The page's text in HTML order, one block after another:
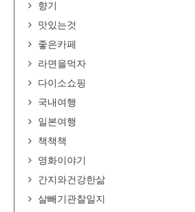
향기
맛있는것
좋은카페
라면을먹자
다이소쇼핑
국내여행
일본여행
책책책
영화이야기
간지와건강한삶
살빼기관찰일지